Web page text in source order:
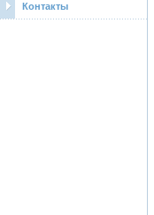
Контакты